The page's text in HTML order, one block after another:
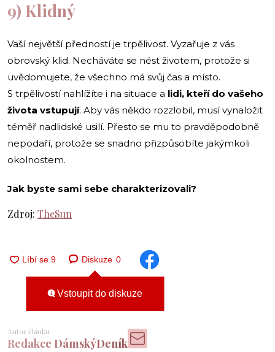
9) Klidný
Vaší největší předností je trpělivost. Vyzařuje z vás
obrovský klid. Necháváte se nést životem, protože si
uvědomujete, že všechno má svůj čas a místo.
S trpělivostí nahlížíte i na situace a lidi, kteří do vašeho
života vstupují. Aby vás někdo rozzlobil, musí vynaložit
téměř nadlidské usilí. Přesto se mu to pravděpodobně
nepodaří, protože se snadno přizpůsobíte jakýmkoli
okolnostem.
Jak byste sami sebe charakterizovali?
Zdroj: TheSun
Diskuze 0
Vstoupit do diskuze
Autor článku
Redakce DámskýDeník